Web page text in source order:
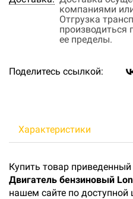
компаниями
Отгрузка
производиться
ее пределы.
Поделитесь ссылкой:
Характеристики
Купить товар
Двигатель бензиновый
нашем сайте по